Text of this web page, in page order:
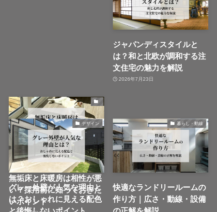
注文住宅
無垢床と床暖房は相性が悪
い？採用前に知っておきた
いポイント
ジャパンディスタイルと
は？和と北欧が調和する注
文住宅の魅力を解説
2026年7月23日
デザイン
グレー外壁が人気な理由と
は？おしゃれに見える配色
暮らし・動線
快適なランドリールームの
作り方｜広さ・動線・設備